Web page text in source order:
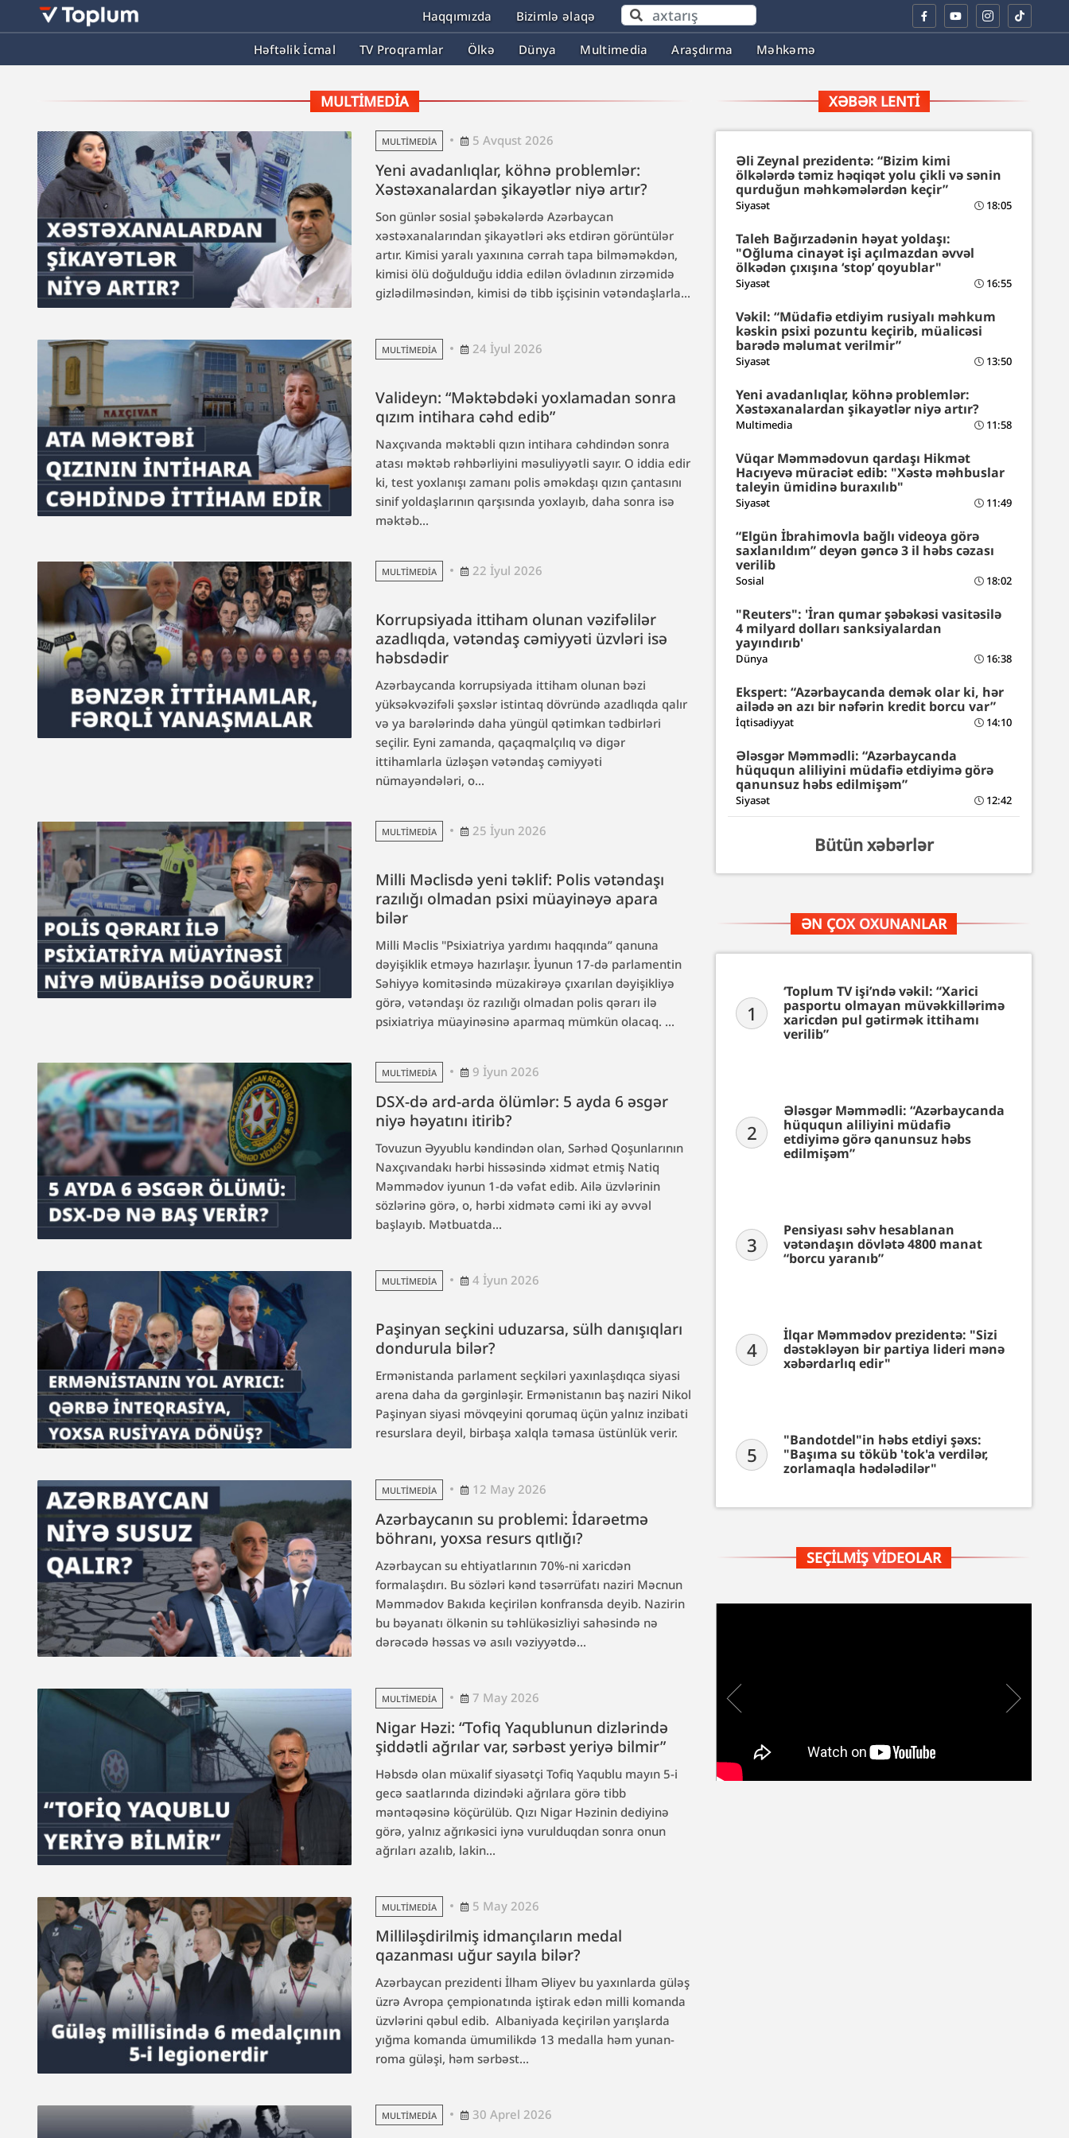
Haqqımızda Bizimlə əlaqə
Həftəlik İcmal TV Proqramlar Ölkə Dünya Multimedia Araşdırma Məhkəmə
MULTIMEDIA
MULTIMEDIA 5 Avqust 2026
Yeni avadanlıqlar, köhnə problemlər:
Xəstəxanalardan şikayətlər niyə artır?
Son günlər sosial şəbəkələrdə Azərbaycan
xəstəxanalarından şikayətləri əks etdirən görüntülər
artır. Kimisi yaralı yaxınına cərrah tapa bilməməkdən,
kimisi ölü doğulduğu iddia edilən övladının zirzəmidə
gizlədilməsindən, kimisi də tibb işçisinin vətəndaşlarla...
MULTIMEDIA 24 İyul 2026
Valideyn: “Məktəbdəki yoxlamadan sonra
qızım intihara cəhd edib”
Naxçıvanda məktəbli qızın intihara cəhdindən sonra
atası məktəb rəhbərliyini məsuliyyətli sayır. O iddia edir
ki, test yoxlanışı zamanı polis əməkdaşı qızın çantasını
sinif yoldaşlarının qarşısında yoxlayıb, daha sonra isə
məktəb...
MULTIMEDIA 22 İyul 2026
Korrupsiyada ittiham olunan vəzifəlilər
azadlıqda, vətəndaş cəmiyyəti üzvləri isə
həbsdədir
Azərbaycanda korrupsiyada ittiham olunan bəzi
yüksəkvəzifəli şəxslər istintaq dövründə azadlıqda qalır
və ya barələrində daha yüngül qətimkan tədbirləri
seçilir. Eyni zamanda, qaçaqmalçılıq və digər
ittihamlarla üzləşən vətəndaş cəmiyyəti
nümayəndələri, o...
MULTIMEDIA 25 İyun 2026
Milli Məclisdə yeni təklif: Polis vətəndaşı
razılığı olmadan psixi müayinəyə apara
bilər
Milli Məclis "Psixiatriya yardımı haqqında” qanuna
dəyişiklik etməyə hazırlaşır. İyunun 17-də parlamentin
Səhiyyə komitəsində müzakirəyə çıxarılan dəyişikliyə
görə, vətəndaşı öz razılığı olmadan polis qərarı ilə
psixiatriya müayinəsinə aparmaq mümkün olacaq. ...
MULTIMEDIA 9 İyun 2026
DSX-də ard-arda ölümlər: 5 ayda 6 əsgər
niyə həyatını itirib?
Tovuzun Əyyublu kəndindən olan, Sərhəd Qoşunlarının
Naxçıvandakı hərbi hissəsində xidmət etmiş Natiq
Məmmədov iyunun 1-də vəfat edib. Ailə üzvlərinin
sözlərinə görə, o, hərbi xidmətə cəmi iki ay əvvəl
başlayıb. Mətbuatda...
MULTIMEDIA 4 İyun 2026
Paşinyan seçkini uduzarsa, sülh danışıqları
dondurula bilər?
Ermənistanda parlament seçkiləri yaxınlaşdıqca siyasi
arena daha da gərginləşir. Ermənistanın baş naziri Nikol
Paşinyan siyasi mövqeyini qorumaq üçün yalnız inzibati
resurslara deyil, birbaşa xalqla təmasa üstünlük verir.
MULTIMEDIA 12 May 2026
Azərbaycanın su problemi: İdarəetmə
böhranı, yoxsa resurs qıtlığı?
Azərbaycan su ehtiyatlarının 70%-ni xaricdən
formalaşdırı. Bu sözləri kənd təsərrüfatı naziri Məcnun
Məmmədov Bakıda keçirilən konfransda deyib. Nazirin
bu bəyanatı ölkənin su təhlükəsizliyi sahəsində nə
dərəcədə həssas və asılı vəziyyətdə...
MULTIMEDIA 7 May 2026
Nigar Həzi: “Tofiq Yaqublunun dizlərində
şiddətli ağrılar var, sərbəst yeriyə bilmir”
Həbsdə olan müxalif siyasətçi Tofiq Yaqublu mayın 5-i
gecə saatlarında dizindəki ağrılara görə tibb
məntəqəsinə köçürülüb. Qızı Nigar Həzinin dediyinə
görə, yalnız ağrıkəsici iynə vurulduqdan sonra onun
ağrıları azalıb, lakin...
MULTIMEDIA 5 May 2026
Milliləşdirilmiş idmançıların medal
qazanması uğur sayıla bilər?
Azərbaycan prezidenti İlham Əliyev bu yaxınlarda güləş
üzrə Avropa çempionatında iştirak edən milli komanda
üzvlərini qəbul edib. Albaniyada keçirilən yarışlarda
yığma komanda ümumilikdə 13 medalla həm yunan-
roma güləşi, həm sərbəst...
MULTIMEDIA 30 Aprel 2026
XƏBƏR LENTI
Əli Zeynal prezidentə: “Bizim kimi
ölkələrdə təmiz həqiqət yolu çikli və sənin
qurduğun məhkəmələrdən keçir”
Siyasət 18:05
Taleh Bağırzadənin həyat yoldaşı:
"Oğluma cinayət işi açılmazdan əvvəl
ölkədən çıxışına ‘stop’ qoyublar"
Siyasət 16:55
Vəkil: “Müdafiə etdiyim rusiyalı məhkum
kəskin psixi pozuntu keçirib, müalicəsi
barədə məlumat verilmir”
Siyasət 13:50
Yeni avadanlıqlar, köhnə problemlər:
Xəstəxanalardan şikayətlər niyə artır?
Multimedia 11:58
Vüqar Məmmədovun qardaşı Hikmət
Hacıyevə müraciət edib: "Xəstə məhbuslar
taleyin ümidinə buraxılıb"
Siyasət 11:49
“Elgün İbrahimovla bağlı videoya görə
saxlanıldım” deyən gəncə 3 il həbs cəzası
verilib
Sosial 18:02
"Reuters": 'İran qumar şəbəkəsi vasitəsilə
4 milyard dolları sanksiyalardan
yayındırıb'
Dünya 16:38
Ekspert: “Azərbaycanda demək olar ki, hər
ailədə ən azı bir nəfərin kredit borcu var”
İqtisadiyyat 14:10
Ələsgər Məmmədli: “Azərbaycanda
hüququn aliliyini müdafiə etdiyimə görə
qanunsuz həbs edilmişəm”
Siyasət 12:42
Bütün xəbərlər
ƏN ÇOX OXUNANLAR
1
‘Toplum TV işi’ndə vəkil: “Xarici
pasportu olmayan müvəkkillərimə
xaricdən pul gətirmək ittihamı
verilib”
2
Ələsgər Məmmədli: “Azərbaycanda
hüququn aliliyini müdafiə
etdiyimə görə qanunsuz həbs
edilmişəm”
3
Pensiyası səhv hesablanan
vətəndaşın dövlətə 4800 manat
“borcu yaranıb”
4
İlqar Məmmədov prezidentə: "Sizi
dəstəkləyən bir partiya lideri mənə
xəbərdarlıq edir"
5
"Bandotdel"in həbs etdiyi şəxs:
"Başıma su töküb 'tok'a verdilər,
zorlamaqla hədələdilər"
SEÇILMIŞ VIDEOLAR